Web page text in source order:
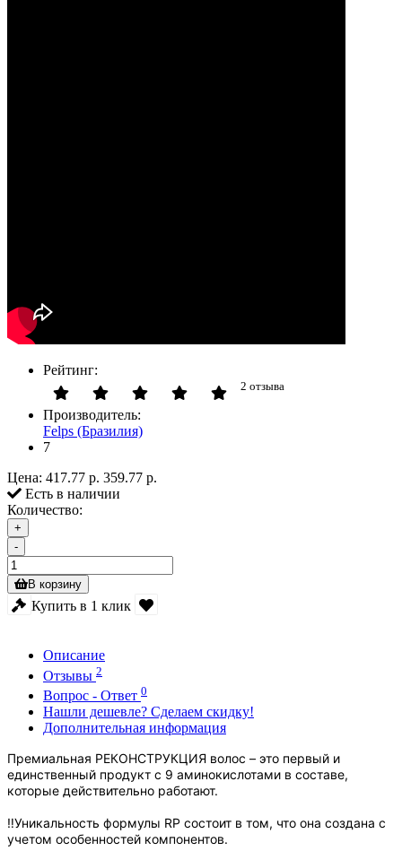
Рейтинг:
2 отзыва
Производитель:
Felps (Бразилия)
7
Цена: 417.77 р. 359.77 р.
Есть в наличии
Количество:
+
-
В корзину
Купить в 1 клик
Описание
Отзывы 2
Вопрос - Ответ 0
Нашли дешевле? Сделаем скидку!
Дополнительная информация
Премиальная РЕКОНСТРУКЦИЯ волос – это первый и
единственный продукт с 9 аминокислотами в составе,
которые действительно работают.
‼️Уникальность формулы RP состоит в том, что она создана с
учетом особенностей компонентов.